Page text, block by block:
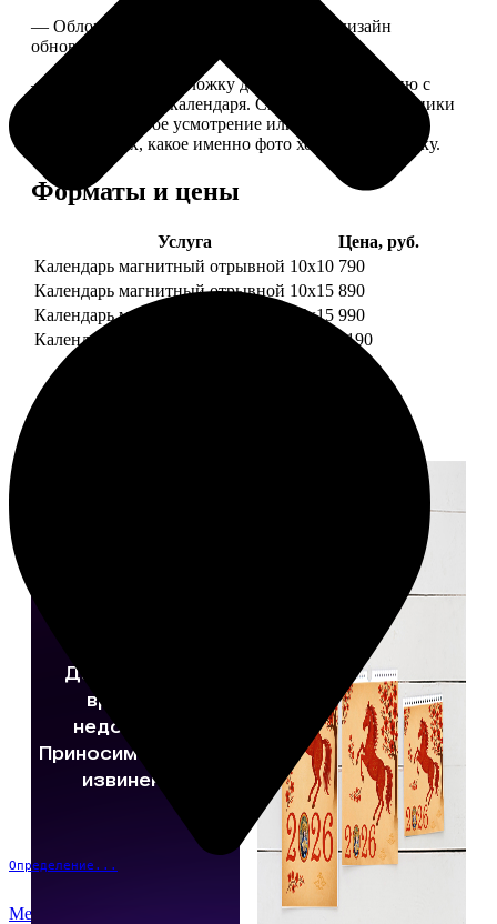
Определение...
Меню
— Обложка для календаря стандартная, дизайн
обновляем каждый год.
— В кружочек на обложку добавляем фотографию с
одной из страниц календаря. Снимок наши сотрудники
выбирают на свое усмотрение или пишите в
комментариях, какое именно фото хотите на обложку.
Форматы и цены
Услуга
Цена, руб.
Календарь магнитный отрывной 10x10 790
Календарь магнитный отрывной 10x15 890
Календарь магнитный отрывной 15x15 990
Календарь магнитный отрывной 15x20
1190